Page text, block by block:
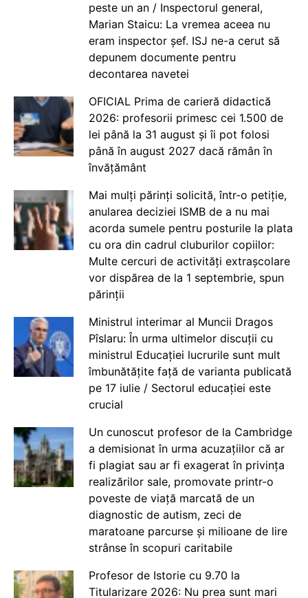
peste un an / Inspectorul general,
Marian Staicu: La vremea aceea nu
eram inspector șef. ISJ ne-a cerut să
depunem documente pentru
decontarea navetei
OFICIAL Prima de carieră didactică
2026: profesorii primesc cei 1.500 de
lei până la 31 august și îi pot folosi
până în august 2027 dacă rămân în
învățământ
Mai mulți părinți solicită, într-o petiție,
anularea deciziei ISMB de a nu mai
acorda sumele pentru posturile la plata
cu ora din cadrul cluburilor copiilor:
Multe cercuri de activități extrașcolare
vor dispărea de la 1 septembrie, spun
părinții
Ministrul interimar al Muncii Dragos
Pîslaru: În urma ultimelor discuții cu
ministrul Educației lucrurile sunt mult
îmbunătățite față de varianta publicată
pe 17 iulie / Sectorul educației este
crucial
Un cunoscut profesor de la Cambridge
a demisionat în urma acuzațiilor că ar
fi plagiat sau ar fi exagerat în privința
realizărilor sale, promovate printr-o
poveste de viață marcată de un
diagnostic de autism, zeci de
maratoane parcurse și milioane de lire
strânse în scopuri caritabile
Profesor de Istorie cu 9.70 la
Titularizare 2026: Nu prea sunt mari